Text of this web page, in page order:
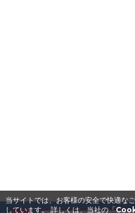
当サイトでは、お客様の安全で快適な
しています。詳しくは、当社の「